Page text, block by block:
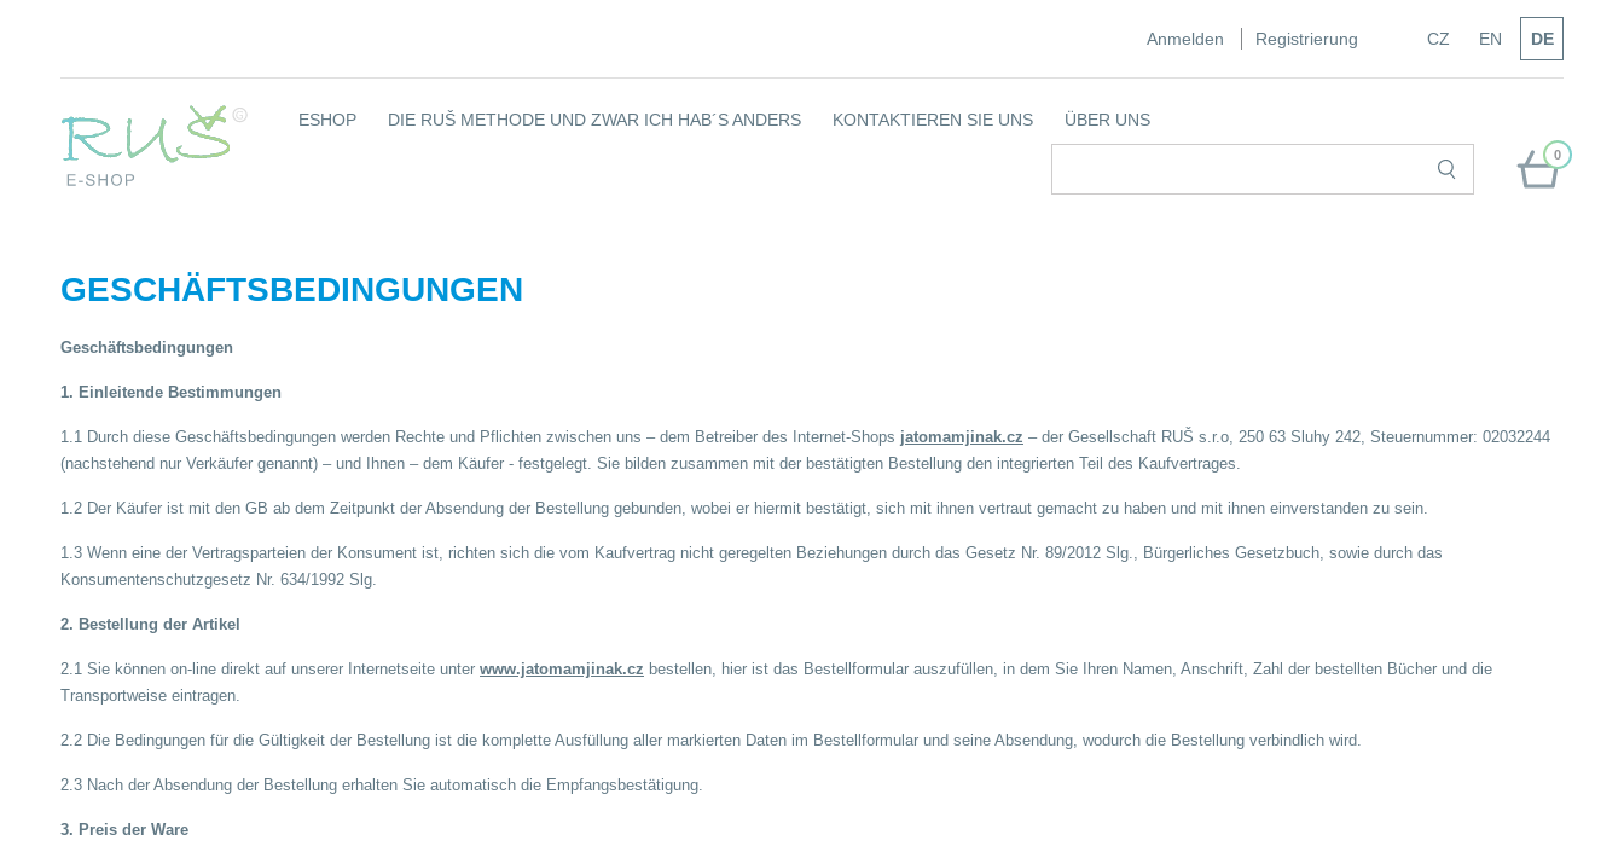
Anmelden Registrierung CZ EN DE
ESHOP DIE RUŠ METHODE UND ZWAR ICH HAB´S ANDERS KONTAKTIEREN SIE UNS ÜBER UNS
0
GESCHÄFTSBEDINGUNGEN
Geschäftsbedingungen
1. Einleitende Bestimmungen
1.1 Durch diese Geschäftsbedingungen werden Rechte und Pflichten zwischen uns – dem Betreiber des Internet-Shops jatomamjinak.cz – der Gesellschaft RUŠ s.r.o, 250 63 Sluhy 242, Steuernummer: 02032244
(nachstehend nur Verkäufer genannt) – und Ihnen – dem Käufer - festgelegt. Sie bilden zusammen mit der bestätigten Bestellung den integrierten Teil des Kaufvertrages.
1.2 Der Käufer ist mit den GB ab dem Zeitpunkt der Absendung der Bestellung gebunden, wobei er hiermit bestätigt, sich mit ihnen vertraut gemacht zu haben und mit ihnen einverstanden zu sein.
1.3 Wenn eine der Vertragsparteien der Konsument ist, richten sich die vom Kaufvertrag nicht geregelten Beziehungen durch das Gesetz Nr. 89/2012 Slg., Bürgerliches Gesetzbuch, sowie durch das
Konsumentenschutzgesetz Nr. 634/1992 Slg.
2. Bestellung der Artikel
2.1 Sie können on-line direkt auf unserer Internetseite unter www.jatomamjinak.cz bestellen, hier ist das Bestellformular auszufüllen, in dem Sie Ihren Namen, Anschrift, Zahl der bestellten Bücher und die
Transportweise eintragen.
2.2 Die Bedingungen für die Gültigkeit der Bestellung ist die komplette Ausfüllung aller markierten Daten im Bestellformular und seine Absendung, wodurch die Bestellung verbindlich wird.
2.3 Nach der Absendung der Bestellung erhalten Sie automatisch die Empfangsbestätigung.
3. Preis der Ware